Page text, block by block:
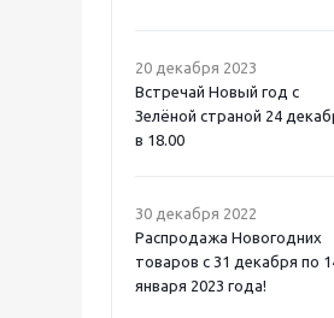
20 декабря 2023
Встречай Новый год с
Зелёной страной 24
в 18.00
30 декабря 2022
Распродажа Новогодних
товаров с 31 декабря по
января 2023 года!